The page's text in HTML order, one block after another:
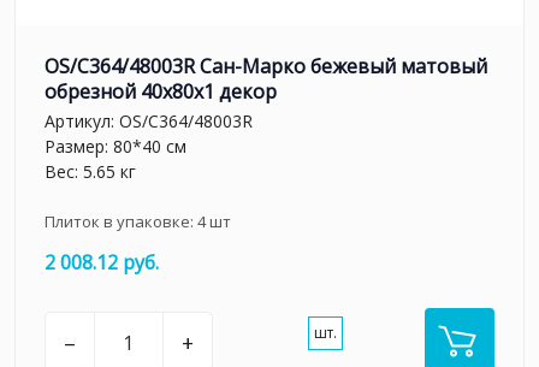
OS/C364/48003R Сан-Марко бежевый матовый
обрезной 40x80x1 декор
Артикул: OS/C364/48003R
Размер: 80*40 см
Вес: 5.65 кг
Плиток в упаковке: 4шт
2 008.12 руб.
– + шт.